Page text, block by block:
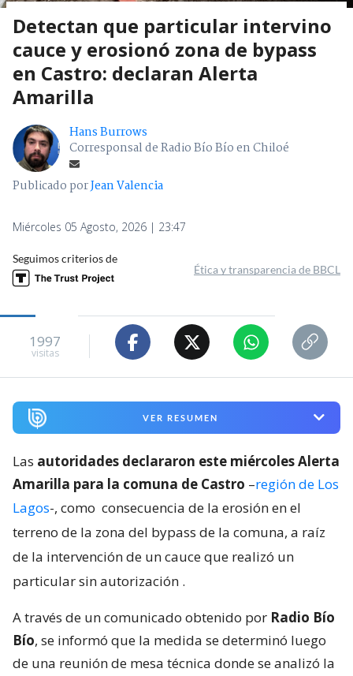
Detectan que particular intervino
cauce y erosionó zona de bypass
en Castro: declaran Alerta
Amarilla
Hans Burrows
Corresponsal de Radio Bío Bío en Chiloé
Publicado porJean Valencia
Miércoles 05 Agosto, 2026 | 23:47
Seguimos criterios de
Ética y transparencia de BBCL
1997
visitas
VER RESUMEN
Las autoridades declararon este miércoles Alerta
Amarilla para la comuna de Castro –región de Los
Lagos-, como consecuencia de la erosión en el
terreno de la zona del bypass de la comuna, a raíz
de la intervención de un cauce que realizó un
particular sin autorización .
A través de un comunicado obtenido por Radio Bío
Bío, se informó que la medida se determinó luego
de una reunión de mesa técnica donde se analizó la